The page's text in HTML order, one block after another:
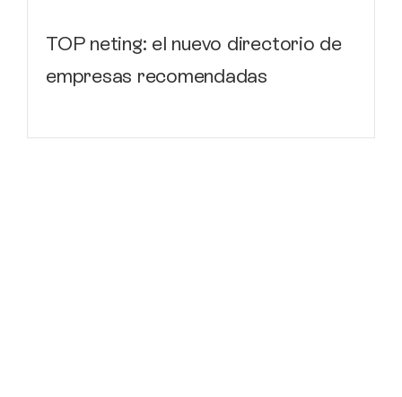
TOP neting: el nuevo directorio de
empresas recomendadas